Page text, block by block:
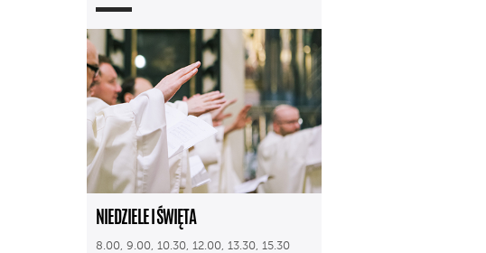
NIEDZIELE I ŚWIĘTA
8.00, 9.00, 10.30, 12.00, 13.30, 15.30